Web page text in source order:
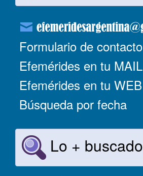
Formulario de contacto
Efemérides en tu MAIL
Efemérides en tu WEB
Búsqueda por fecha
Lo + buscado